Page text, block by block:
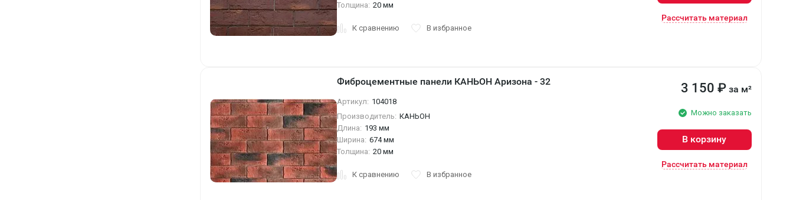
Толщина: 20 мм
К сравнению В избранное
Рассчитать материал
Фиброцементные панели КАНЬОН Аризона - 32
Артикул: 104018
Производитель: КАНЬОН
Длина: 193 мм
Ширина: 674 мм
Толщина: 20 мм
К сравнению В избранное
3 150 ₽ за м²
Можно заказать
В корзину
Рассчитать материал